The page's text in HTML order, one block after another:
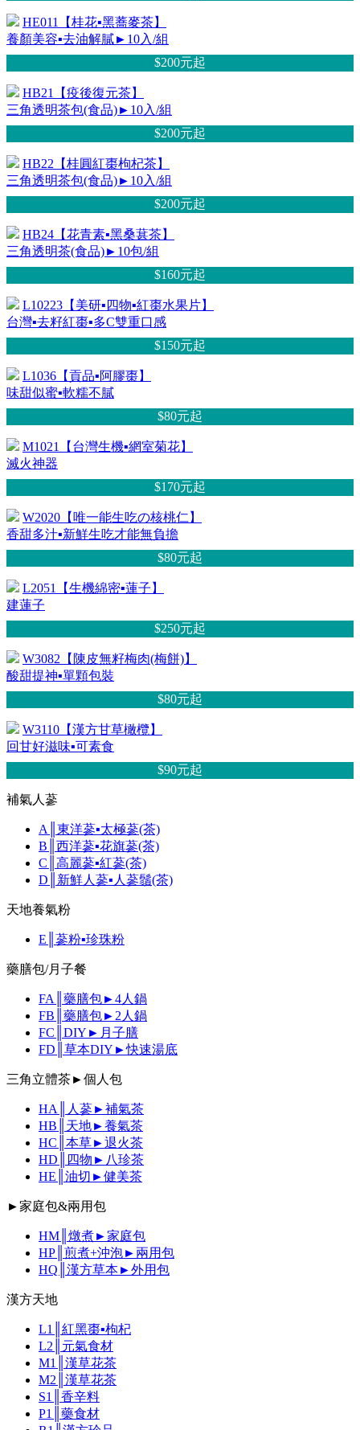
HE011【桂花▪黑蕎麥茶】
養顏美容▪去油解膩►10入/組
$200元起
HB21【疫後復元茶】
三角透明茶包(食品)►10入/組
$200元起
HB22【桂圓紅棗枸杞茶】
三角透明茶包(食品)►10入/組
$200元起
HB24【花青素▪黑桑葚茶】
三角透明茶(食品)►10包/組
$160元起
L10223【美研▪四物▪紅棗水果片】
台灣▪去籽紅棗▪多C雙重口感
$150元起
L1036【貢品▪阿膠棗】
味甜似蜜▪軟糯不膩
$80元起
M1021【台灣生機▪網室菊花】
滅火神器
$170元起
W2020【唯一能生吃の核桃仁】
香甜多汁▪新鮮生吃才能無負擔
$80元起
L2051【生機綿密▪蓮子】
建蓮子
$250元起
W3082【陳皮無籽梅肉(梅餅)】
酸甜提神▪單顆包裝
$80元起
W3110【漢方甘草橄欖】
回甘好滋味▪可素食
$90元起
補氣人蔘
A║東洋蔘▪太極蔘(茶)
B║西洋蔘▪花旗蔘(茶)
C║高麗蔘▪紅蔘(茶)
D║新鮮人蔘▪人蔘鬚(茶)
天地養氣粉
E║蔘粉▪珍珠粉
藥膳包/月子餐
FA║藥膳包►4人鍋
FB║藥膳包►2人鍋
FC║DIY►月子膳
FD║草本DIY►快速湯底
三角立體茶►個人包
HA║人蔘►補氣茶
HB║天地►養氣茶
HC║本草►退火茶
HD║四物►八珍茶
HE║油切►健美茶
►家庭包&兩用包
HM║燉煮►家庭包
HP║煎煮+沖泡►兩用包
HQ║漢方草本►外用包
漢方天地
L1║紅黑棗▪枸杞
L2║元氣食材
M1║漢草花茶
M2║漢草花茶
S1║香辛料
P1║藥食材